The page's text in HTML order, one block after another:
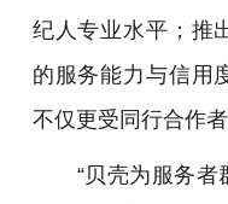
纪人专业水平；推
的服务能力与信用
不仅更受同行合作
“贝壳为服务者